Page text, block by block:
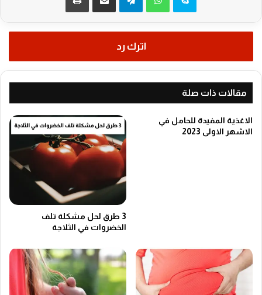
اترك رد
مقالات ذات صلة
الاغذية المفيدة للحامل في
الاشهر الاولى 2023
3 طرق لحل مشكلة تلف
الخضروات في الثلاجة